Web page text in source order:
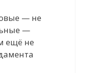
— не
—
ещё не